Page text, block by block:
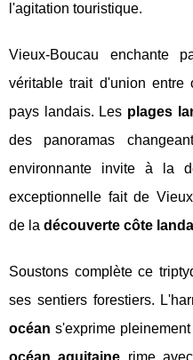
l'agitation touristique.
Vieux-Boucau enchante
véritable trait d'union entre
pays landais. Les plages
des panoramas
environnante invite à la
exceptionnelle fait de
de la découverte côte
Soustons complète ce
ses sentiers forestiers.
océan s'exprime